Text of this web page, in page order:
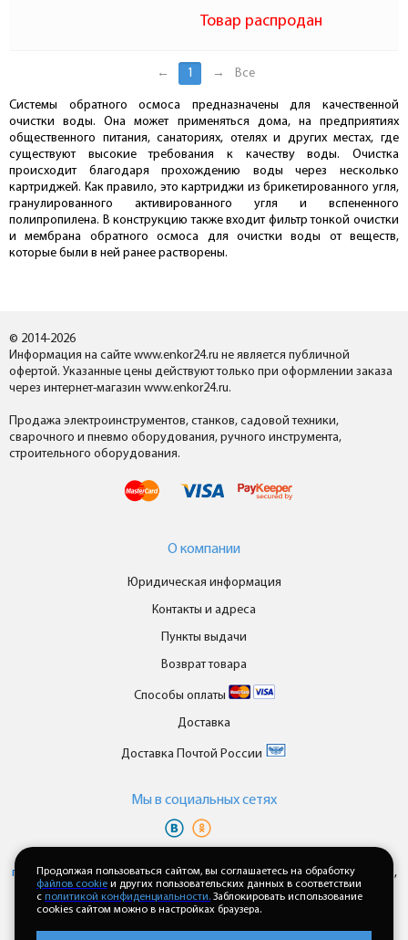
Товар распродан
← 1 → Все
Системы обратного осмоса предназначены для качественной
очистки воды. Она может применяться дома, на предприятиях
общественного питания, санаториях, отелях и других местах, где
существуют высокие требования к качеству воды. Очистка
происходит благодаря прохождению воды через несколько
картриджей. Как правило, это картриджи из брикетированного угля,
гранулированного активированного угля и вспененного
полипропилена. В конструкцию также входит фильтр тонкой очистки
и мембрана обратного осмоса для очистки воды от веществ,
которые были в ней ранее растворены.
© 2014-2026
Информация на сайте www.enkor24.ru не является публичной
офертой. Указанные цены действуют только при оформлении заказа
через интернет-магазин www.enkor24.ru.
Продажа электроинструментов, станков, садовой техники,
сварочного и пневмо оборудования, ручного инструмента,
строительного оборудования.
О компании
Юридическая информация
Контакты и адреса
Пункты выдачи
Возврат товара
Способы оплаты
Доставка
Доставка Почтой России
Мы в cоциальных сетях
персональных данныхипользовательского соглашениякаждый раз,
когда оставляете свои данные в любой форме обратной связи на
сайте enkor24.ru
Продолжая пользоваться сайтом, вы соглашаетесь на обработку
файлов cookie и других пользовательских данных в соответствии
с политикой конфиденциальности. Заблокировать использование
cookies сайтом можно в настройках браузера.